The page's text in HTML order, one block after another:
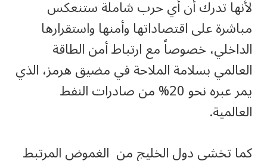
لأنها تدرك أن أي حرب شاملة ستنعكس
مباشرة على اقتصاداتها وأمنها واستقرارها
الداخلي، خصوصاً مع ارتباط أمن الطاقة
العالمي بسلامة الملاحة في مضيق هرمز، الذي
يمر عبره نحو 20% من صادرات النفط
العالمية.
كما تخشى دول الخليج من الغموض المرتبط